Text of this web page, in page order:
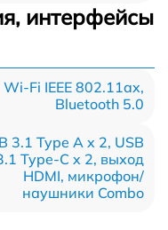
интерфейсы
Wi-Fi IEEE 802.11ax,
Bluetooth 5.0
3.1 Type A x 2, USB
Type-С x 2, выход
HDMI, микрофон/
наушники Combo